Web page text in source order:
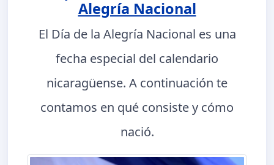
Alegría Nacional
El Día de la Alegría Nacional es una
fecha especial del calendario
nicaragüense. A continuación te
contamos en qué consiste y cómo
nació.